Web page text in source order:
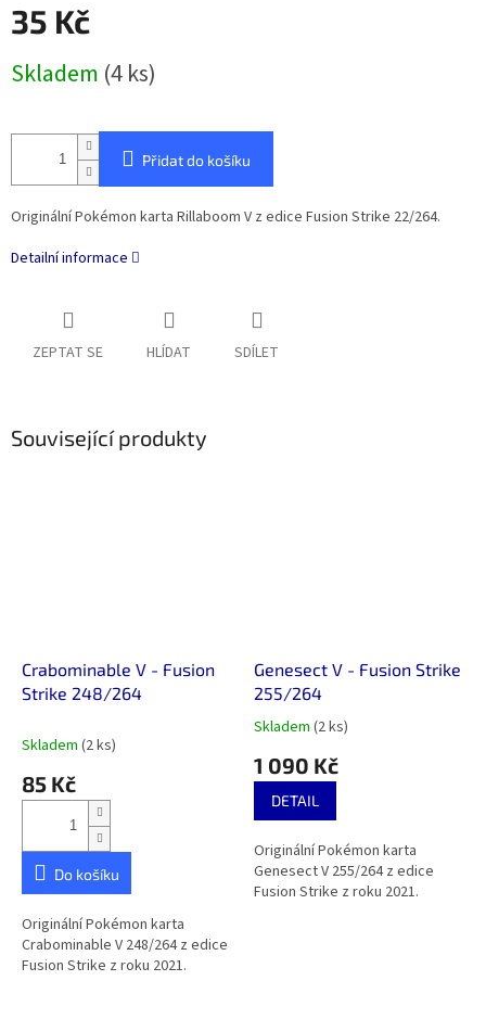
35 Kč
cena:
Skladem (4 ks)
Přidat do košíku
Originální Pokémon karta Rillaboom V z edice Fusion Strike 22/264.
Detailní informace
ZEPTAT SE HLÍDAT SDÍLET
Související produkty
Crabominable V - Fusion
Strike 248/264
Skladem (2 ks)
85 Kč
Do košíku
Originální Pokémon karta
Crabominable V 248/264 z edice
Fusion Strike z roku 2021.
Genesect V - Fusion Strike
255/264
Průměrné
produktu
5
hvězdiček.
Skladem (2 ks)
1 090 Kč
DETAIL
Originální Pokémon karta
Genesect V 255/264 z edice
Fusion Strike z roku 2021.